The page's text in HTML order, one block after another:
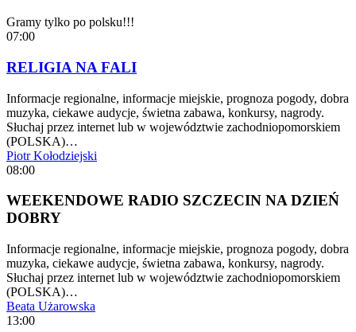
Gramy tylko po polsku!!!
07:00
RELIGIA NA FALI
Informacje regionalne, informacje miejskie, prognoza pogody, dobra
muzyka, ciekawe audycje, świetna zabawa, konkursy, nagrody.
Słuchaj przez internet lub w województwie zachodniopomorskiem
(POLSKA)…
Piotr Kołodziejski
08:00
WEEKENDOWE RADIO SZCZECIN NA DZIEŃ
DOBRY
Informacje regionalne, informacje miejskie, prognoza pogody, dobra
muzyka, ciekawe audycje, świetna zabawa, konkursy, nagrody.
Słuchaj przez internet lub w województwie zachodniopomorskiem
(POLSKA)…
Beata Użarowska
13:00